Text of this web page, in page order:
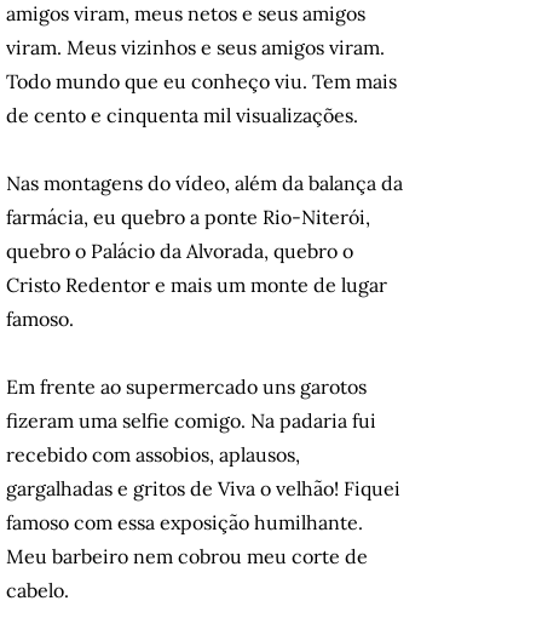
amigos viram, meus netos e seus amigos
viram. Meus vizinhos e seus amigos viram.
Todo mundo que eu conheço viu. Tem mais
de cento e cinquenta mil visualizações.
Nas montagens do vídeo, além da balança da
farmácia, eu quebro a ponte Rio-Niterói,
quebro o Palácio da Alvorada, quebro o
Cristo Redentor e mais um monte de lugar
famoso.
Em frente ao supermercado uns garotos
fizeram uma selfie comigo. Na padaria fui
recebido com assobios, aplausos,
gargalhadas e gritos de Viva o velhão! Fiquei
famoso com essa exposição humilhante.
Meu barbeiro nem cobrou meu corte de
cabelo.